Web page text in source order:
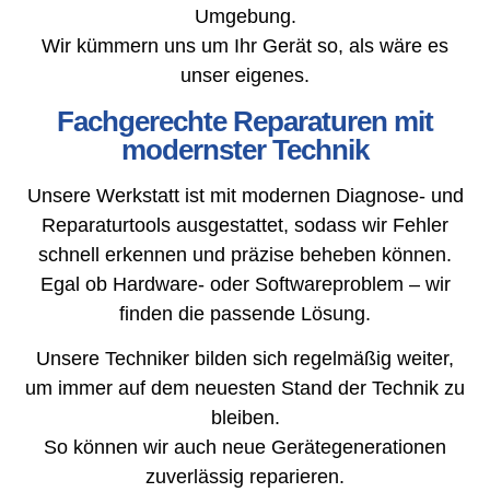
Umgebung.
Wir kümmern uns um Ihr Gerät so, als wäre es
unser eigenes.
Fachgerechte Reparaturen mit
modernster Technik
Unsere Werkstatt ist mit modernen Diagnose- und
Reparaturtools ausgestattet, sodass wir Fehler
schnell erkennen und präzise beheben können.
Egal ob Hardware- oder Softwareproblem – wir
finden die passende Lösung.
Unsere Techniker bilden sich regelmäßig weiter,
um immer auf dem neuesten Stand der Technik zu
bleiben.
So können wir auch neue Gerätegenerationen
zuverlässig reparieren.